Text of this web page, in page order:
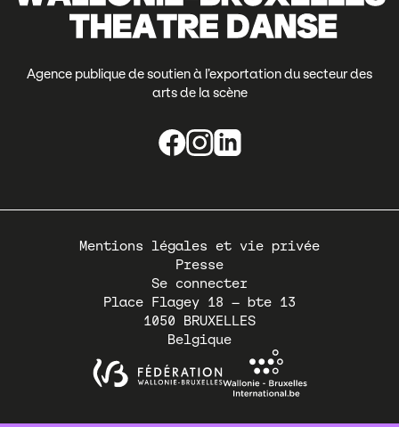
Agence publique de soutien à l’exportation du secteur des
arts de la scène
Pied
Mentions légales et vie privée
Presse
Se connecter
Place Flagey 18 – bte 13
1050
BRUXELLES
Belgique